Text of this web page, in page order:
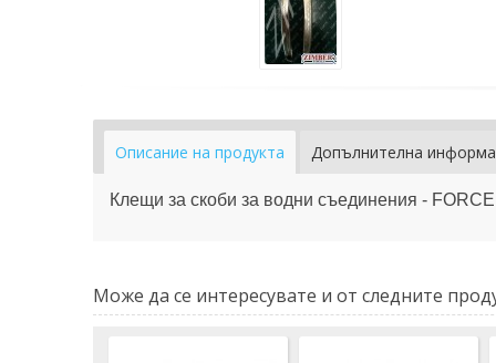
Описание на продукта Допълнителна
Клещи за скоби за водни съединения -
Може да се интересувате и от следните